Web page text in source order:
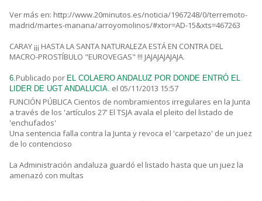
Ver más en: http://www.20minutos.es/noticia/1967248/0/terremoto-
madrid/martes-manana/arroyomolinos/#xtor=AD-15&xts=467263
CARAY ¡¡¡ HASTA LA SANTA NATURALEZA ESTÁ EN CONTRA DEL
MACRO-PROSTÍBULO "EUROVEGAS" !!! JAJAJAJAJAJA.
6.Publicado por EL COLAERO ANDALUZ POR DONDE ENTRÓ EL
LIDER DE UGT ANDALUCIA. el 05/11/2013 15:57
FUNCIÓN PÚBLICA Cientos de nombramientos irregulares en la Junta
a través de los 'artículos 27' El TSJA avala el pleito del listado de
'enchufados'
Una sentencia falla contra la Junta y revoca el 'carpetazo' de un juez
de lo contencioso
La Administración andaluza guardó el listado hasta que un juez la
amenazó con multas